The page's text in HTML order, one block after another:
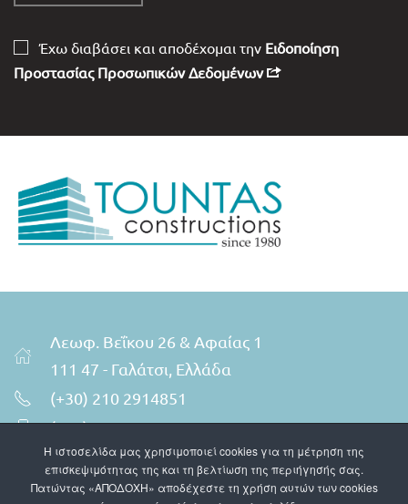
Έχω διαβάσει και αποδέχομαι την Ειδοποίηση
Προστασίας Προσωπικών Δεδομένων
Λεωφ. Βεΐκου 26 & Αφαίας 1
111 47 - Γαλάτσι, Ελλάδα
(+30) 210 2914851
(+30) 6941606660
info@tountasconstructions.gr
Instagram
Η ιστοσελίδα μας χρησιμοποιεί cookies για τη μέτρηση της
επισκεψιμότητας της και τη βελτίωση της περιήγησής σας.
Πατώντας «ΑΠΟΔΟΧΗ» αποδέχεστε τη χρήση αυτών των cookies